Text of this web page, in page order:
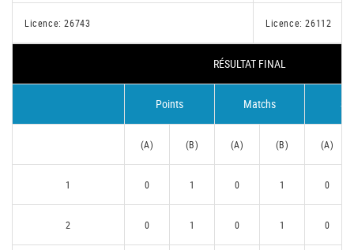
Licence: 26743 Licence: 26112
RÉSULTAT FINAL
Points Matchs
(A) (B) (A) (B) (A)
1 0 1 0 1 0
2 0 1 0 1 0